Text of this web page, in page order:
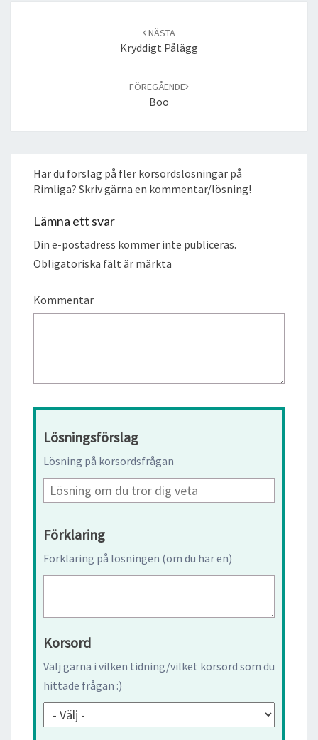
NÄSTA
Kryddigt Pålägg
FÖREGÅENDE
Boo
Har du förslag på fler korsordslösningar på
Rimliga? Skriv gärna en kommentar/lösning!
Lämna ett svar
Din e-postadress kommer inte publiceras.
Obligatoriska fält är märkta
Kommentar
Lösningsförslag
Lösning på korsordsfrågan
Förklaring
Förklaring på lösningen (om du har en)
Korsord
Välj gärna i vilken tidning/vilket korsord som du
hittade frågan :)